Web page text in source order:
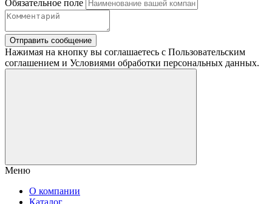
Обязательное поле
Отправить сообщение
Нажимая на кнопку вы соглашаетесь с Пользовательским
соглашением и Условиями обработки персональных данных.
Меню
О компании
Каталог